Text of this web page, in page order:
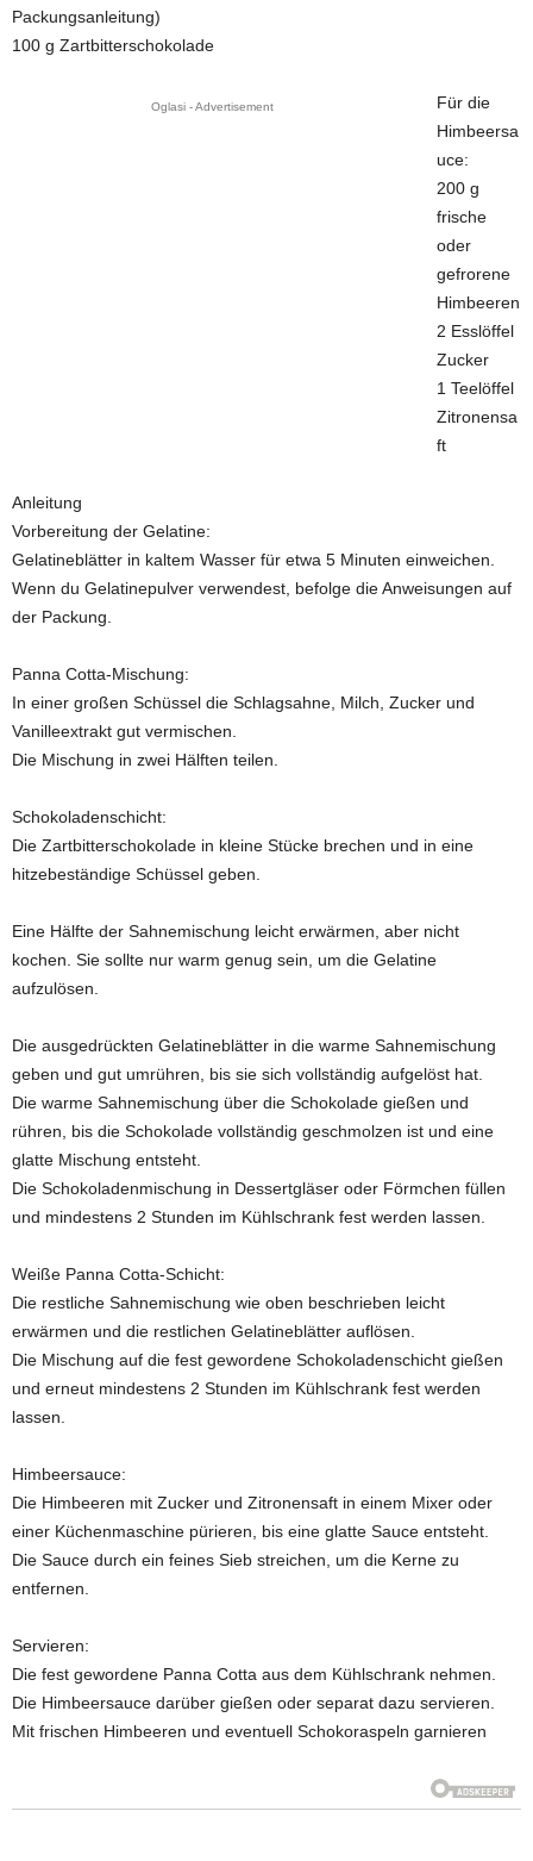
Packungsanleitung)
100 g Zartbitterschokolade
Oglasi - Advertisement
Für die
Himbeersa
uce:
200 g
frische
oder
gefrorene
Himbeeren
2 Esslöffel
Zucker
1 Teelöffel
Zitronensa
ft
Anleitung
Vorbereitung der Gelatine:
Gelatineblätter in kaltem Wasser für etwa 5 Minuten einweichen.
Wenn du Gelatinepulver verwendest, befolge die Anweisungen auf
der Packung.
Panna Cotta-Mischung:
In einer großen Schüssel die Schlagsahne, Milch, Zucker und
Vanilleextrakt gut vermischen.
Die Mischung in zwei Hälften teilen.
Schokoladenschicht:
Die Zartbitterschokolade in kleine Stücke brechen und in eine
hitzebeständige Schüssel geben.
Eine Hälfte der Sahnemischung leicht erwärmen, aber nicht
kochen. Sie sollte nur warm genug sein, um die Gelatine
aufzulösen.
Die ausgedrückten Gelatineblätter in die warme Sahnemischung
geben und gut umrühren, bis sie sich vollständig aufgelöst hat.
Die warme Sahnemischung über die Schokolade gießen und
rühren, bis die Schokolade vollständig geschmolzen ist und eine
glatte Mischung entsteht.
Die Schokoladenmischung in Dessertgläser oder Förmchen füllen
und mindestens 2 Stunden im Kühlschrank fest werden lassen.
Weiße Panna Cotta-Schicht:
Die restliche Sahnemischung wie oben beschrieben leicht
erwärmen und die restlichen Gelatineblätter auflösen.
Die Mischung auf die fest gewordene Schokoladenschicht gießen
und erneut mindestens 2 Stunden im Kühlschrank fest werden
lassen.
Himbeersauce:
Die Himbeeren mit Zucker und Zitronensaft in einem Mixer oder
einer Küchenmaschine pürieren, bis eine glatte Sauce entsteht.
Die Sauce durch ein feines Sieb streichen, um die Kerne zu
entfernen.
Servieren:
Die fest gewordene Panna Cotta aus dem Kühlschrank nehmen.
Die Himbeersauce darüber gießen oder separat dazu servieren.
Mit frischen Himbeeren und eventuell Schokoraspeln garnieren